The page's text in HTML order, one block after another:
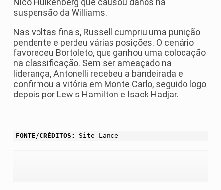
Nico Hülkenberg que causou danos na
suspensão da Williams.
Nas voltas finais, Russell cumpriu uma punição
pendente e perdeu várias posições. O cenário
favoreceu Bortoleto, que ganhou uma colocação
na classificação. Sem ser ameaçado na
liderança, Antonelli recebeu a bandeirada e
confirmou a vitória em Monte Carlo, seguido logo
depois por Lewis Hamilton e Isack Hadjar.
FONTE/CRÉDITOS: Site Lance